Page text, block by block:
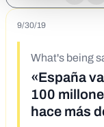
9/30/19
What's being
«España
100
hace más